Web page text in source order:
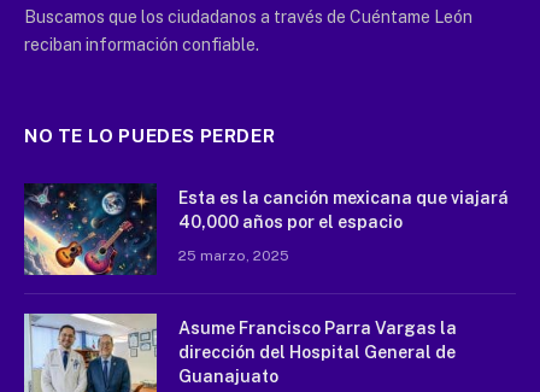
Buscamos que los ciudadanos a través de Cuéntame León
reciban información confiable.
NO TE LO PUEDES PERDER
Esta es la canción mexicana que viajará
40,000 años por el espacio
25 marzo, 2025
Asume Francisco Parra Vargas la
dirección del Hospital General de
Guanajuato